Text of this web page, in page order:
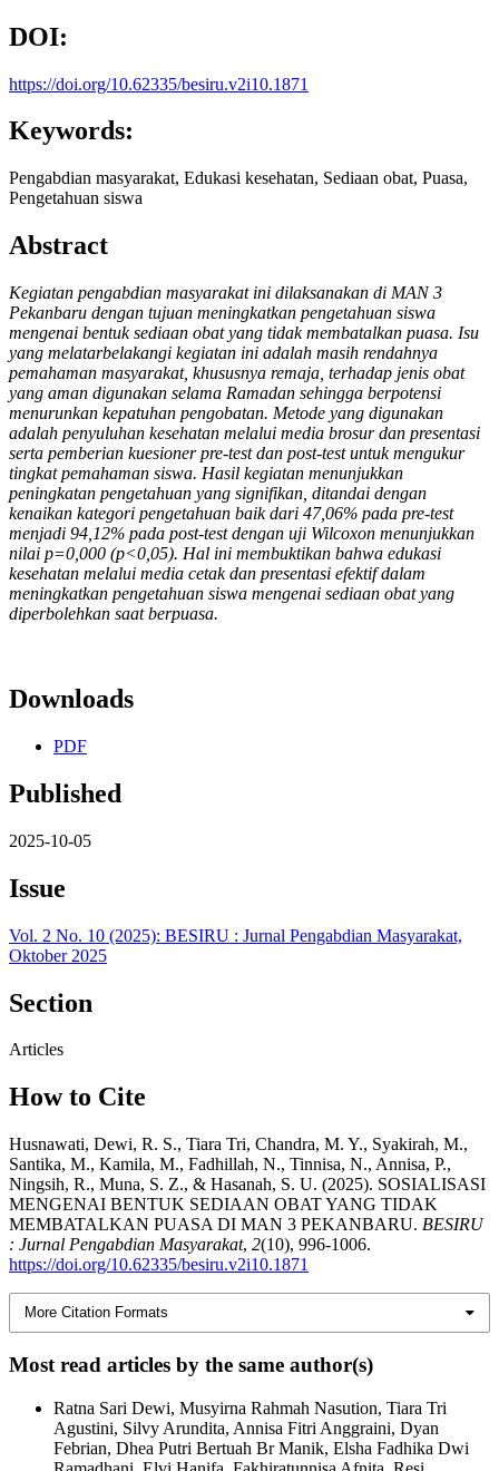
DOI:
https://doi.org/10.62335/besiru.v2i10.1871
Keywords:
Pengabdian masyarakat, Edukasi kesehatan, Sediaan obat, Puasa,
Pengetahuan siswa
Abstract
Kegiatan pengabdian masyarakat ini dilaksanakan di MAN 3
Pekanbaru dengan tujuan meningkatkan pengetahuan siswa
mengenai bentuk sediaan obat yang tidak membatalkan puasa. Isu
yang melatarbelakangi kegiatan ini adalah masih rendahnya
pemahaman masyarakat, khususnya remaja, terhadap jenis obat
yang aman digunakan selama Ramadan sehingga berpotensi
menurunkan kepatuhan pengobatan. Metode yang digunakan
adalah penyuluhan kesehatan melalui media brosur dan presentasi
serta pemberian kuesioner pre-test dan post-test untuk mengukur
tingkat pemahaman siswa. Hasil kegiatan menunjukkan
peningkatan pengetahuan yang signifikan, ditandai dengan
kenaikan kategori pengetahuan baik dari 47,06% pada pre-test
menjadi 94,12% pada post-test dengan uji Wilcoxon menunjukkan
nilai p=0,000 (p<0,05). Hal ini membuktikan bahwa edukasi
kesehatan melalui media cetak dan presentasi efektif dalam
meningkatkan pengetahuan siswa mengenai sediaan obat yang
diperbolehkan saat berpuasa.
Downloads
PDF
Published
2025-10-05
Issue
Vol. 2 No. 10 (2025): BESIRU : Jurnal Pengabdian Masyarakat,
Oktober 2025
Section
Articles
How to Cite
Husnawati, Dewi, R. S., Tiara Tri, Chandra, M. Y., Syakirah, M.,
Santika, M., Kamila, M., Fadhillah, N., Tinnisa, N., Annisa, P.,
Ningsih, R., Muna, S. Z., & Hasanah, S. U. (2025). SOSIALISASI
MENGENAI BENTUK SEDIAAN OBAT YANG TIDAK
MEMBATALKAN PUASA DI MAN 3 PEKANBARU. BESIRU
: Jurnal Pengabdian Masyarakat, 2(10), 996-1006.
https://doi.org/10.62335/besiru.v2i10.1871
More Citation Formats
Most read articles by the same author(s)
Ratna Sari Dewi, Musyirna Rahmah Nasution, Tiara Tri
Agustini, Silvy Arundita, Annisa Fitri Anggraini, Dyan
Febrian, Dhea Putri Bertuah Br Manik, Elsha Fadhika Dwi